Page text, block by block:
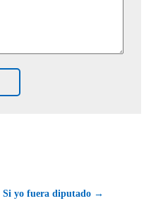
Si yo fuera diputado →